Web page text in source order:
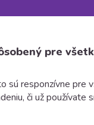
pre
sú responzívne pre
či už používate